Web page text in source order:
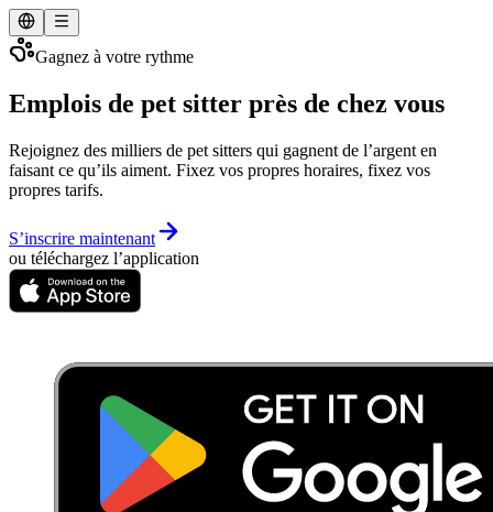
Gagnez à votre rythme
Emplois de pet sitter près de chez vous
Rejoignez des milliers de pet sitters qui gagnent de l’argent en
faisant ce qu’ils aiment. Fixez vos propres horaires, fixez vos
propres tarifs.
S’inscrire maintenant
ou téléchargez l’application